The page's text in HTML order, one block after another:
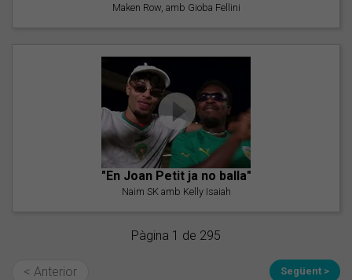
Maken Row, amb Gioba Fellini
"En Joan Petit ja no balla"
Naim SK amb Kelly Isaiah
Pàgina 1 de 295
< Anterior Següent >